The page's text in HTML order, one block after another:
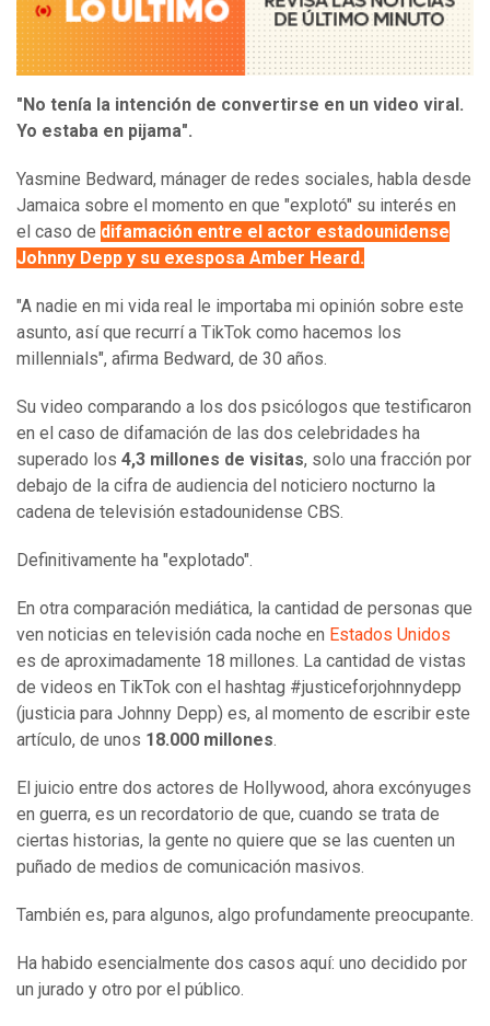
"No tenía la intención de convertirse en un video viral.
Yo estaba en pijama".
Yasmine Bedward, mánager de redes sociales, habla desde
Jamaica sobre el momento en que "explotó" su interés en
el caso de difamación entre el actor estadounidense
Johnny Depp y su exesposa Amber Heard.
"A nadie en mi vida real le importaba mi opinión sobre este
asunto, así que recurrí a TikTok como hacemos los
millennials", afirma Bedward, de 30 años.
Su video comparando a los dos psicólogos que testificaron
en el caso de difamación de las dos celebridades ha
superado los 4,3 millones de visitas, solo una fracción por
debajo de la cifra de audiencia del noticiero nocturno la
cadena de televisión estadounidense CBS.
Definitivamente ha "explotado".
En otra comparación mediática, la cantidad de personas que
ven noticias en televisión cada noche en Estados Unidos
es de aproximadamente 18 millones. La cantidad de vistas
de videos en TikTok con el hashtag #justiceforjohnnydepp
(justicia para Johnny Depp) es, al momento de escribir este
artículo, de unos 18.000 millones.
El juicio entre dos actores de Hollywood, ahora excónyuges
en guerra, es un recordatorio de que, cuando se trata de
ciertas historias, la gente no quiere que se las cuenten un
puñado de medios de comunicación masivos.
También es, para algunos, algo profundamente preocupante.
Ha habido esencialmente dos casos aquí: uno decidido por
un jurado y otro por el público.